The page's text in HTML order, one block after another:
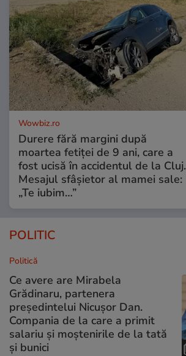
Wowbiz.ro
Durere fără margini după
moartea fetiței de 9 ani, care a
fost ucisă în accidentul de la Cluj.
Mesajul sfâșietor al mamei sale:
„Te iubim…”
POLITIC
Politică
Ce avere are Mirabela
Grădinaru, partenera
președintelui Nicușor Dan.
Compania de la care a primit
salariu și moștenirile de la tată
și bunici